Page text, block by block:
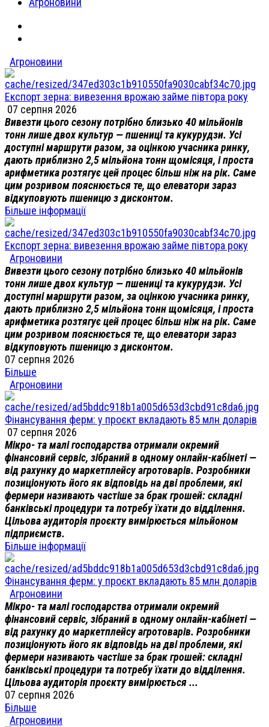
Агроновини
Експорт зерна: вивезення врожаю займе півтора року
07 серпня 2026
Вивезти цього сезону потрібно близько 40 мільйонів
тонн лише двох культур — пшениці та кукурудзи. Усі
доступні маршрути разом, за оцінкою учасника ринку,
дають приблизно 2,5 мільйона тонн щомісяця, і проста
арифметика розтягує цей процес більш ніж на рік. Саме
цим розривом пояснюється те, що елеватори зараз
відкуповують пшеницю з дисконтом.
Більше інформації
Експорт зерна: вивезення врожаю займе півтора року
Агроновини
Вивезти цього сезону потрібно близько 40 мільйонів
тонн лише двох культур — пшениці та кукурудзи. Усі
доступні маршрути разом, за оцінкою учасника ринку,
дають приблизно 2,5 мільйона тонн щомісяця, і проста
арифметика розтягує цей процес більш ніж на рік. Саме
цим розривом пояснюється те, що елеватори зараз
відкуповують пшеницю з дисконтом.
07 серпня 2026
Більше
Агроновини
Фінансування ферм: у проєкт вкладають 85 млн доларів
07 серпня 2026
Мікро- та малі господарства отримали окремий
фінансовий сервіс, зібраний в одному онлайн-кабінеті —
від рахунку до маркетплейсу агротоварів. Розробники
позиціонують його як відповідь на дві проблеми, які
фермери називають частіше за брак грошей: складні
банківські процедури та потребу їхати до відділення.
Цільова аудиторія проєкту вимірюється мільйоном
підприємств.
Більше інформації
Фінансування ферм: у проєкт вкладають 85 млн доларів
Агроновини
Мікро- та малі господарства отримали окремий
фінансовий сервіс, зібраний в одному онлайн-кабінеті —
від рахунку до маркетплейсу агротоварів. Розробники
позиціонують його як відповідь на дві проблеми, які
фермери називають частіше за брак грошей: складні
банківські процедури та потребу їхати до відділення.
Цільова аудиторія проєкту вимірюється ...
07 серпня 2026
Більше
Агроновини